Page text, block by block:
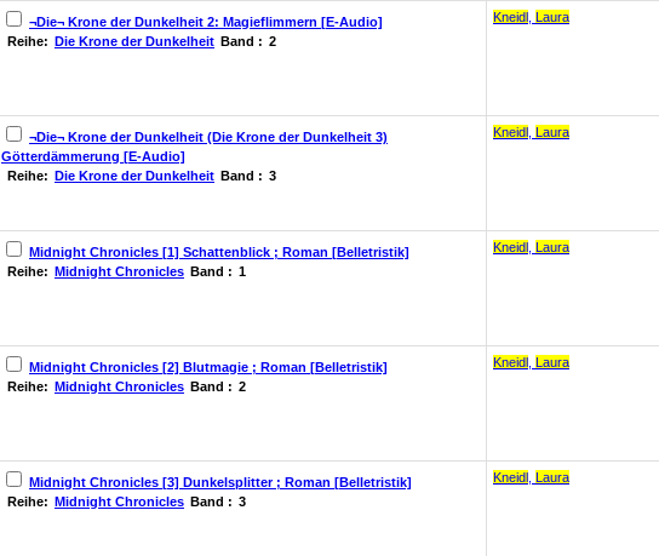
¬Die¬ Krone der Dunkelheit 2: Magieflimmern [E-Audio]
Reihe: Die Krone der Dunkelheit Band : 2
Kneidl Laura
¬Die¬ Krone der Dunkelheit (Die Krone der Dunkelheit 3)
Götterdämmerung [E-Audio]
Reihe: Die Krone der Dunkelheit Band : 3
Kneidl Laura
Midnight Chronicles [1] Schattenblick ; Roman [Belletristik]
Reihe: Midnight Chronicles Band : 1
Kneidl Laura
Midnight Chronicles [2] Blutmagie ; Roman [Belletristik]
Reihe: Midnight Chronicles Band : 2
Kneidl Laura
Midnight Chronicles [3] Dunkelsplitter ; Roman [Belletristik]
Reihe: Midnight Chronicles Band : 3
Kneidl Laura